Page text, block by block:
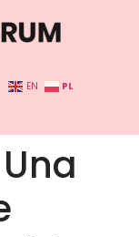
EN PL